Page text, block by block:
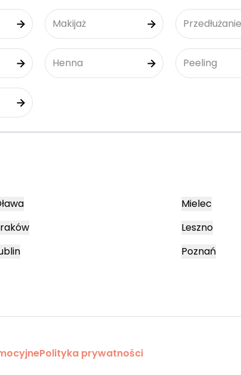
Makijaż
Henna Peeling
Mielec
Leszno
Poznań
Polityka prywatności